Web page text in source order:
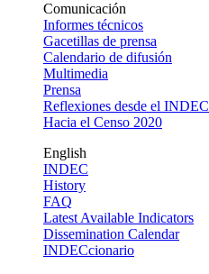
Comunicación
Informes técnicos
Gacetillas de prensa
Calendario de difusión
Multimedia
Prensa
Reflexiones desde el INDEC
Hacia el Censo 2020
English
INDEC
History
FAQ
Latest Available Indicators
Dissemination Calendar
INDECcionario